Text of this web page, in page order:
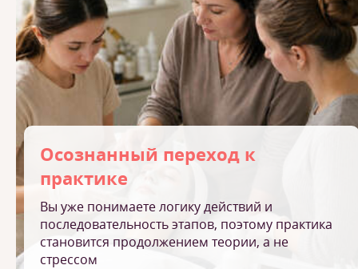
Осознанный переход к
практике
Вы уже понимаете логику действий и
последовательность этапов, поэтому практика
становится продолжением теории, а не
стрессом